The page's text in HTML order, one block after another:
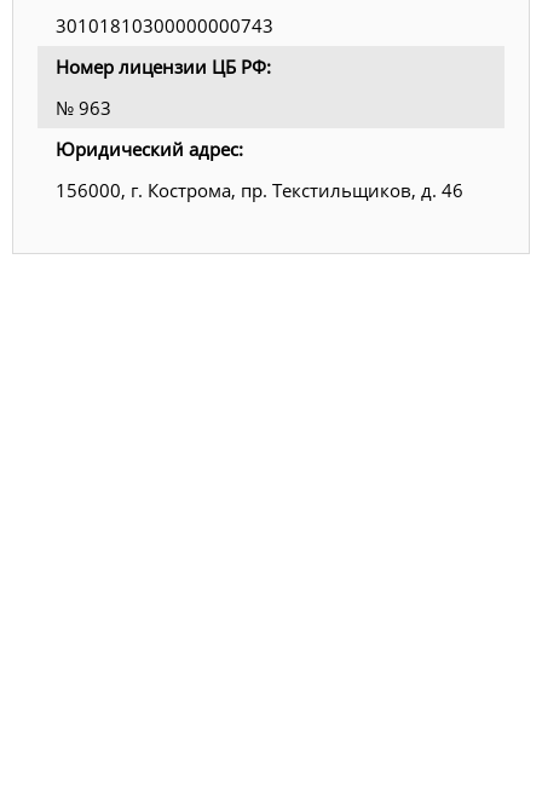
30101810300000000743
Номер лицензии ЦБ РФ:
№ 963
Юридический адрес:
156000, г. Кострома, пр. Текстильщиков, д. 46